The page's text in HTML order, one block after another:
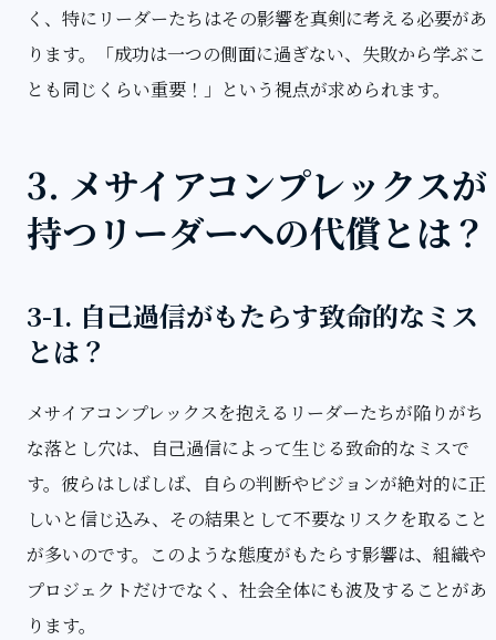
く、特にリーダーたちはその影響を真剣に考える必要があ
ります。「成功は一つの側面に過ぎない、失敗から学ぶこ
とも同じくらい重要！」という視点が求められます。
3. メサイアコンプレックスが
持つリーダーへの代償とは？
3-1. 自己過信がもたらす致命的なミス
とは？
メサイアコンプレックスを抱えるリーダーたちが陥りがち
な落とし穴は、自己過信によって生じる致命的なミスで
す。彼らはしばしば、自らの判断やビジョンが絶対的に正
しいと信じ込み、その結果として不要なリスクを取ること
が多いのです。このような態度がもたらす影響は、組織や
プロジェクトだけでなく、社会全体にも波及することがあ
ります。